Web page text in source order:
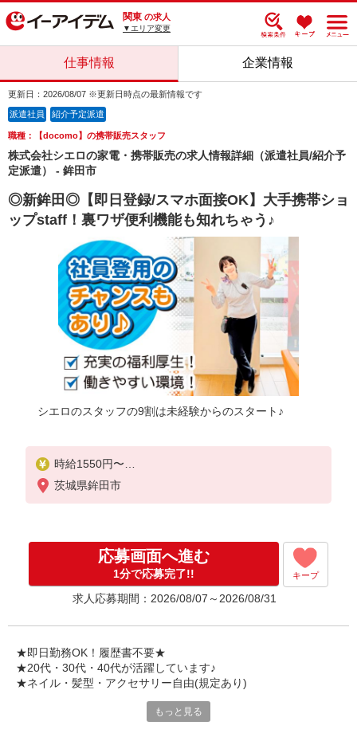
関東 の求人
▼エリア変更
仕事情報 企業情報
更新日：2026/08/07 ※更新日時点の最新情報です
派遣社員 紹介予定派遣
職種：【docomo】の携帯販売スタッフ
株式会社シエロの家電・携帯販売の求人情報詳細（派遣社員/紹介予
定派遣） - 鉾田市
◎新鉾田◎【即日登録/スマホ面接OK】大手携帯ショ
ップstaff！裏ワザ便利機能も知れちゃう♪
シエロのスタッフの9割は未経験からのスタート♪
時給1550円〜
※残業代支給
★交通費別途支給（規定あり）
入社祝い金10万円支給(規定有)
お友達を紹介頂くと,
インセンティブ支給(規定有)
゜・。○。・゜+゜・。○。・゜+゜
茨城県鉾田市
応募画面へ進む
1分で応募完了!! キープ
求人応募期間：2026/08/07～2026/08/31
★即日勤務OK！履歴書不要★
★20代・30代・40代が活躍しています♪
★ネイル・髪型・アクセサリー自由(規定あり)
もっと見る